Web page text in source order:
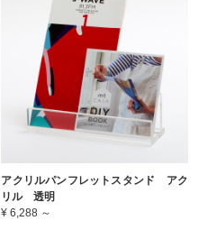
アクリルパンフレットスタンド アク
リル 透明
¥ 6,288 ～